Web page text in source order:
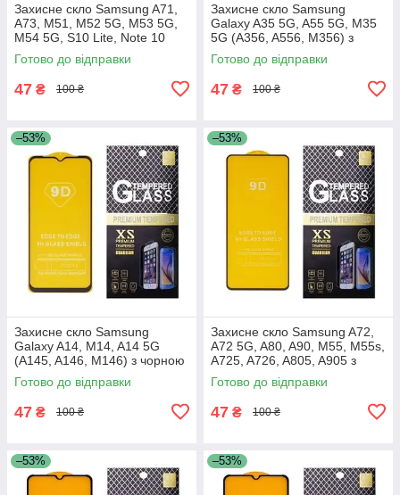
Захисне скло Samsung A71,
A73, M51, M52 5G, M53 5G,
M54 5G, S10 Lite, Note 10
Lite, A715, A716, A725, A736,
M515, M526, M536,
Готово до відправки
47 ₴ 100 ₴
Захисне скло Samsung
Galaxy A35 5G, A55 5G, M35
5G (A356, A556, M356) з
чорною рамкою
Готово до відправки
47 ₴ 100 ₴
–53%
Захисне скло Samsung
Galaxy A14, M14, A14 5G
(A145, A146, M146) з чорною
рамкою
Готово до відправки
47 ₴ 100 ₴
–53%
Захисне скло Samsung A72,
A72 5G, A80, A90, M55, M55s,
A725, A726, A805, A905 з
чорною рамкою
Готово до відправки
47 ₴ 100 ₴
–53% –53%